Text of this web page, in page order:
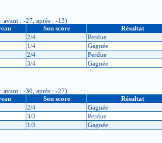
: -27, après : -13)
Son score Résultat
2/4 Perdue
1/4 Gagnée
2/4 Perdue
3/4 Gagnée
: -30, après : -27)
Son score Résultat
2/4 Gagnée
3/3 Perdue
1/3 Gagnée